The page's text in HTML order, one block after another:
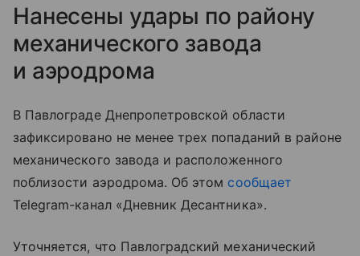
Нанесены удары по району
механического завода
и аэродрома
В Павлограде Днепропетровской области
зафиксировано не менее трех попаданий в районе
механического завода и расположенного
поблизости аэродрома. Об этом сообщает
Telegram-канал «Дневник Десантника».
Уточняется, что Павлоградский механический